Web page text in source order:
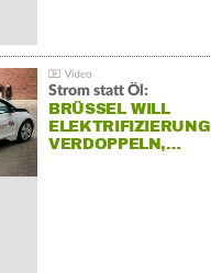
Strom statt Öl:
BRÜSSEL WILL
ELEKTRIFIZIERUNG
VERDOPPELN,…